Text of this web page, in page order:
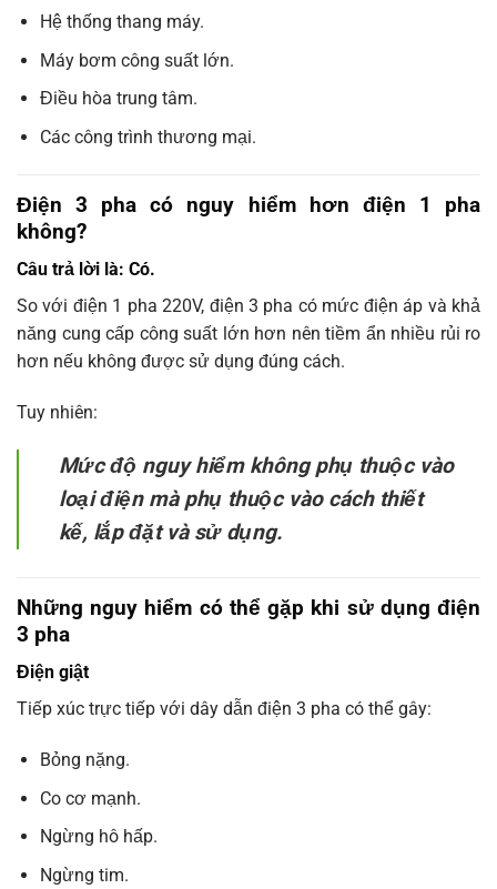
Hệ thống thang máy.
Máy bơm công suất lớn.
Điều hòa trung tâm.
Các công trình thương mại.
Điện 3 pha có nguy hiểm hơn điện 1 pha
không?
Câu trả lời là: Có.
So với điện 1 pha 220V, điện 3 pha có mức điện áp và khả
năng cung cấp công suất lớn hơn nên tiềm ẩn nhiều rủi ro
hơn nếu không được sử dụng đúng cách.
Tuy nhiên:
Mức độ nguy hiểm không phụ thuộc vào
loại điện mà phụ thuộc vào cách thiết
kế, lắp đặt và sử dụng.
Những nguy hiểm có thể gặp khi sử dụng điện
3 pha
Điện giật
Tiếp xúc trực tiếp với dây dẫn điện 3 pha có thể gây:
Bỏng nặng.
Co cơ mạnh.
Ngừng hô hấp.
Ngừng tim.